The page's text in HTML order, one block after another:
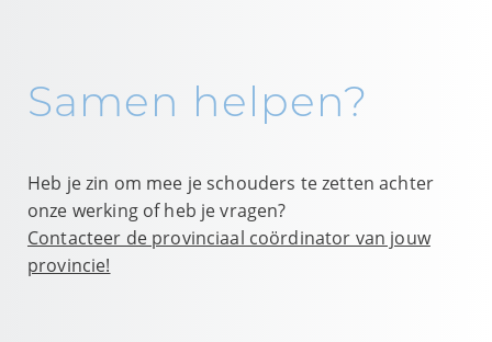
Samen helpen?
Heb je zin om mee je schouders te zetten achter
onze werking of heb je vragen?
Contacteer de provinciaal coördinator van jouw
provincie!